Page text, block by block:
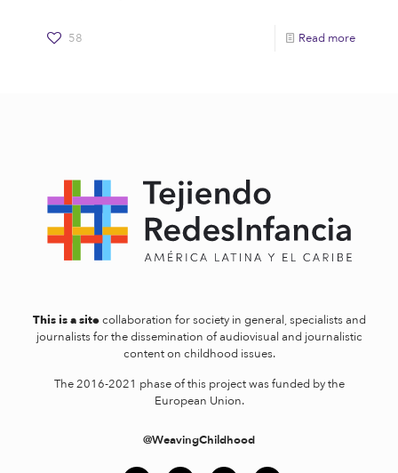
58 Read more
This is a sitecollaboration for society in general, specialists and
journalists for the dissemination of audiovisual and journalistic
content on childhood issues.
The 2016-2021 phase of this project was funded by the
European Union.
@WeavingChildhood